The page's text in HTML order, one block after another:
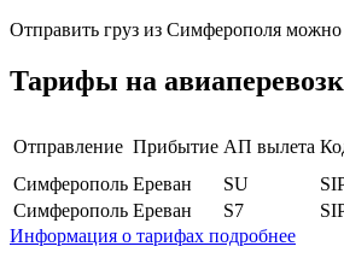
Отправить груз из Симферополя можно
Тарифы на
Отправление Прибытие АП вылета
Симферополь Ереван SU
Симферополь Ереван S7
Информация о тарифах подробнее